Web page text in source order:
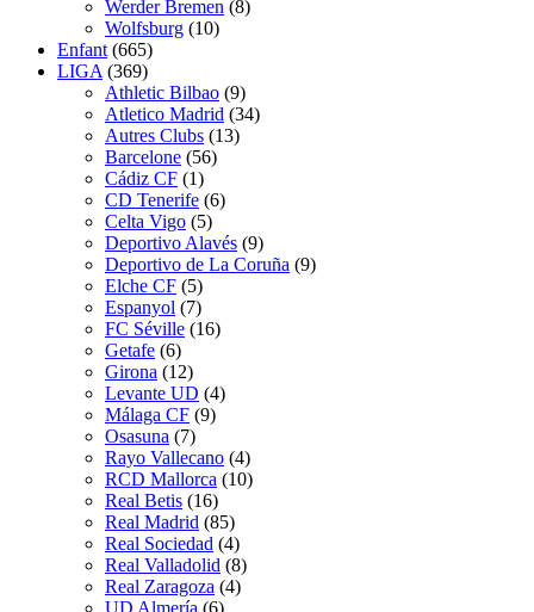
Werder Bremen (8)
Wolfsburg (10)
Enfant (665)
LIGA (369)
Athletic Bilbao (9)
Atletico Madrid (34)
Autres Clubs (13)
Barcelone (56)
Cádiz CF (1)
CD Tenerife (6)
Celta Vigo (5)
Deportivo Alavés (9)
Deportivo de La Coruña (9)
Elche CF (5)
Espanyol (7)
FC Séville (16)
Getafe (6)
Girona (12)
Levante UD (4)
Málaga CF (9)
Osasuna (7)
Rayo Vallecano (4)
RCD Mallorca (10)
Real Betis (16)
Real Madrid (85)
Real Sociedad (4)
Real Valladolid (8)
Real Zaragoza (4)
UD Almería (6)